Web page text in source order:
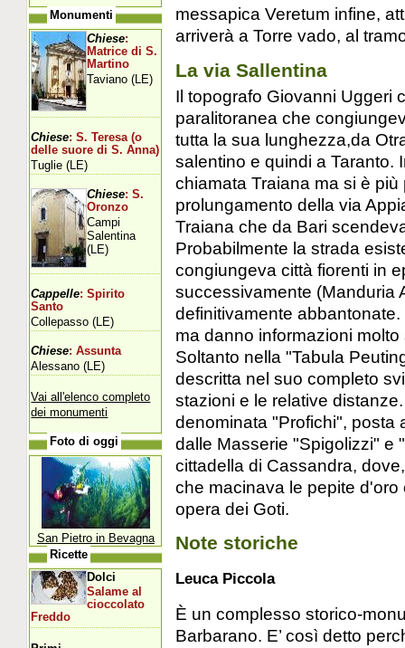
messapica Veretum infine,
arriverà a Torre vado, al
La via Sallentina
Il topografo Giovanni Uggeri
paralitoranea che
tutta la sua lunghezza,da
salentino e quindi a Taranto.
chiamata Traiana ma si è
prolungamento della via
Traiana che da Bari
Probabilmente la strada
congiungeva città fiorenti in
successivamente (Manduria
definitivamente
ma danno informazioni
Soltanto nella "Tabula
descritta nel suo completo
stazioni e le relative
denominata "Profichi", posta
dalle Masserie "Spigolizzi" e
cittadella di Cassandra,
che macinava le pepite
opera dei Goti.
Note storiche
Leuca Piccola
È un complesso storico-
Barbarano. E’ così detto
Monumenti
Chiese:
Matrice di S.
Martino
Taviano (LE)
Chiese: S. Teresa (o
delle suore di S. Anna)
Tuglie (LE)
Chiese: S.
Oronzo
Campi
Salentina
(LE)
Cappelle: Spirito
Santo
Collepasso (LE)
Chiese: Assunta
Alessano (LE)
Vai all'elenco completo
dei monumenti
Foto di oggi
San Pietro in Bevagna
Ricette
Dolci
Salame al
cioccolato
Freddo